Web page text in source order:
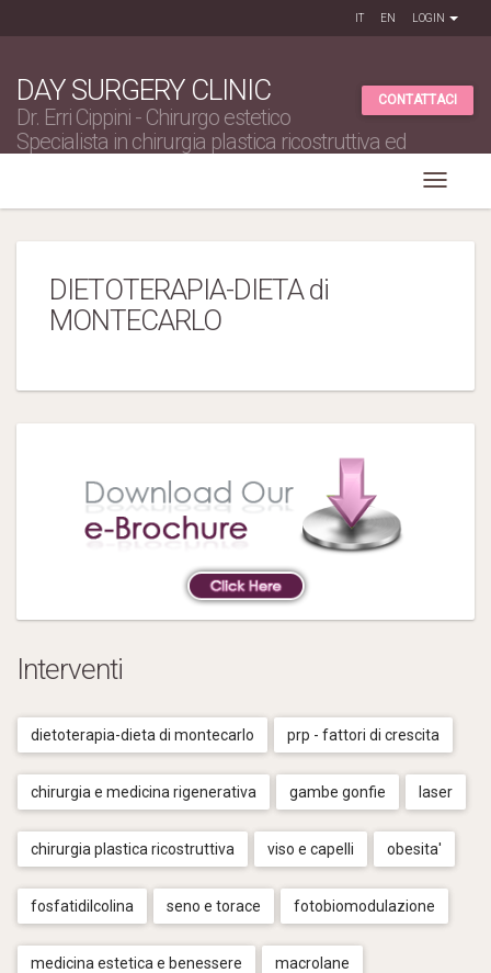
IT EN LOGIN
DAY SURGERY CLINIC
Dr. Erri Cippini - Chirurgo estetico
Specialista in chirurgia plastica ricostruttiva ed
CONTATTACI
DIETOTERAPIA-DIETA di
MONTECARLO
Interventi
dietoterapia-dieta di montecarlo prp - fattori di crescita
chirurgia e medicina rigenerativa gambe gonfie laser
chirurgia plastica ricostruttiva viso e capelli obesita'
fosfatidilcolina seno e torace fotobiomodulazione
medicina estetica e benessere macrolane